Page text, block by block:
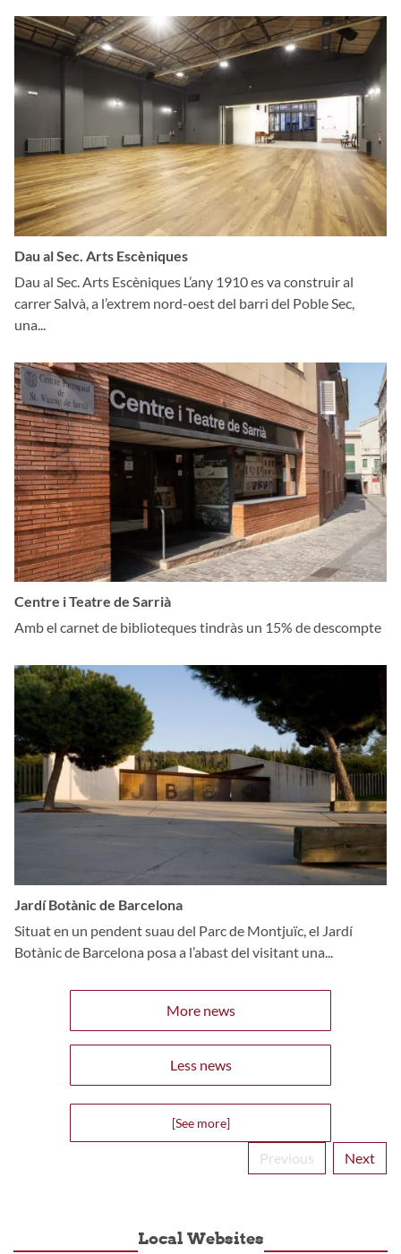
Dau al Sec. Arts Escèniques
Dau al Sec. Arts Escèniques L’any 1910 es va construir al
carrer Salvà, a l’extrem nord-oest del barri del Poble Sec,
una...
Centre i Teatre de Sarrià
Amb el carnet de biblioteques tindràs un 15% de descompte
Jardí Botànic de Barcelona
Situat en un pendent suau del Parc de Montjuïc, el Jardí
Botànic de Barcelona posa a l’abast del visitant una...
More news
Less news
[See more]
Previous Next
Local Websites